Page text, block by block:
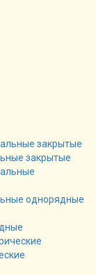
закрытые
однорядные